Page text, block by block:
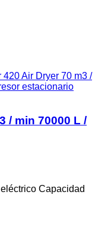
420 Air Dryer 70 m3 /
estacionario
/ min 70000 L /
eléctrico Capacidad